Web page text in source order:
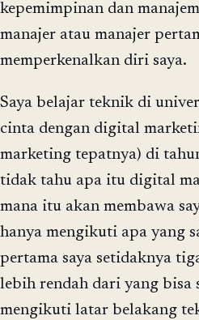
kepemimpinan dan
manajer atau manajer
memperkenalkan diri saya.
Saya belajar teknik di
cinta dengan digital
marketing tepatnya) di
tidak tahu apa itu digital
mana itu akan membawa
hanya mengikuti apa yang
pertama saya setidaknya
lebih rendah dari yang bisa
mengikuti latar belakang